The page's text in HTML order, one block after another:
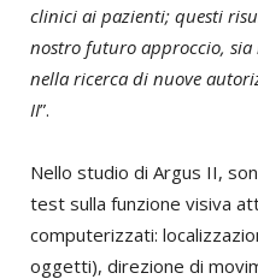
clinici ai pazienti; questi
nostro futuro approccio, sia
nella ricerca di nuove
II”.
Nello studio di Argus II,
test sulla funzione visiva
computerizzati:
oggetti), direzione di